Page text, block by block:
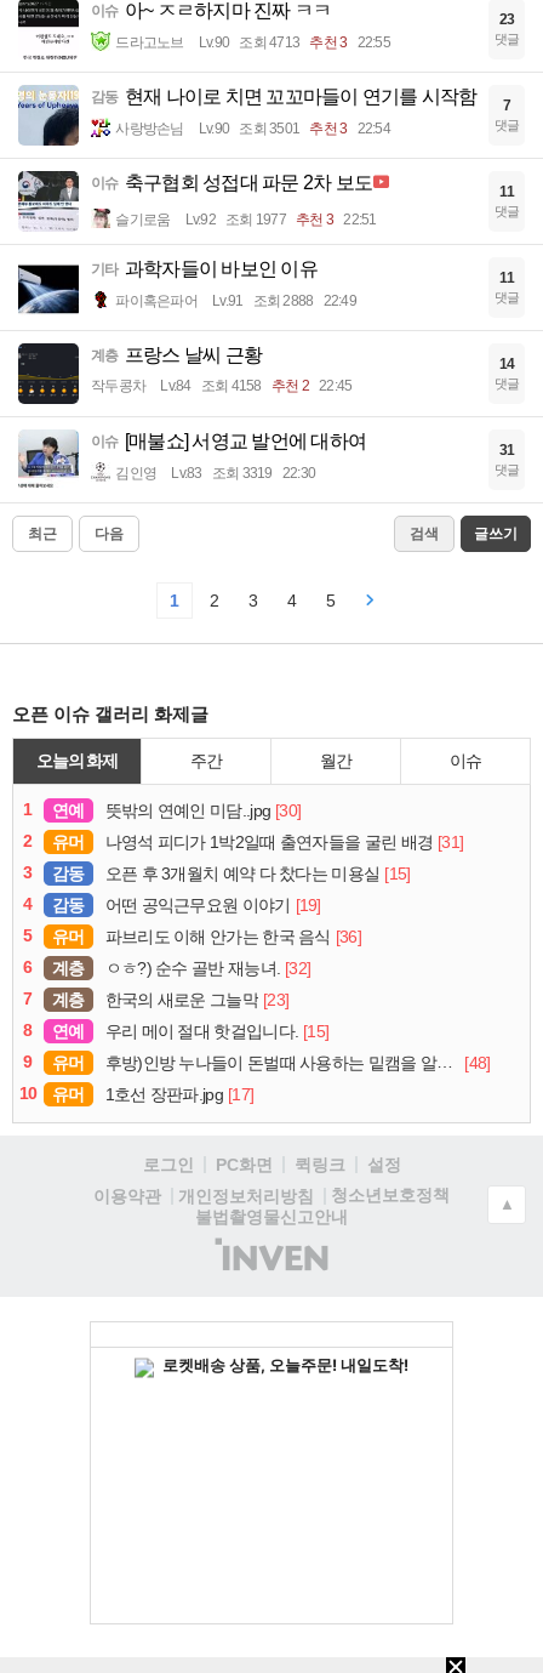
이슈 아~ ㅈㄹ하지마 진짜 ㅋㅋ
드라고노브 Lv.90 조회 4713 추천 3 22:55
23
댓글
감동 현재 나이로 치면 꼬꼬마들이 연기를 시작함
사랑방손님 Lv.90 조회 3501 추천 3 22:54
7
댓글
이슈 축구협회 성접대 파문 2차 보도
슬기로움 Lv.92 조회 1977 추천 3 22:51
11
댓글
기타 과학자들이 바보인 이유
파이혹은파어 Lv.91 조회 2888 22:49
11
댓글
계층 프랑스 날씨 근황
작두콩차 Lv.84 조회 4158 추천 2 22:45
14
댓글
이슈 [매불쇼] 서영교 발언에 대하여
김인영 Lv.83 조회 3319 22:30
31
댓글
최근 다음 검색 글쓰기
1 2 3 4 5
오픈 이슈 갤러리 화제글
오늘의 화제 주간 월간 이슈
1 연예 뜻밖의 연예인 미담..jpg [30]
2
유머 나영석 피디가 1박2일때 출연자들을 굴린 배경 [31]
3
감동 오픈 후 3개월치 예약 다 찼다는 미용실 [15]
4
감동 어떤 공익근무요원 이야기 [19]
5
유머 파브리도 이해 안가는 한국 음식 [36]
6
계층 ㅇㅎ?) 순수 골반 재능녀. [32]
7
계층 한국의 새로운 그늘막 [23]
8
연예 우리 메이 절대 핫걸입니다. [15]
9
유머 후방)인방 누나들이 돈벌때 사용하는 밑캠을 알아보자
[48]
10
유머 1호선 장판파.jpg [17]
로그인 PC화면 퀵링크
설정
이용약관
개인정보처리방침
청소년보호정책
불법촬영물신고안내
(주)
인
▲